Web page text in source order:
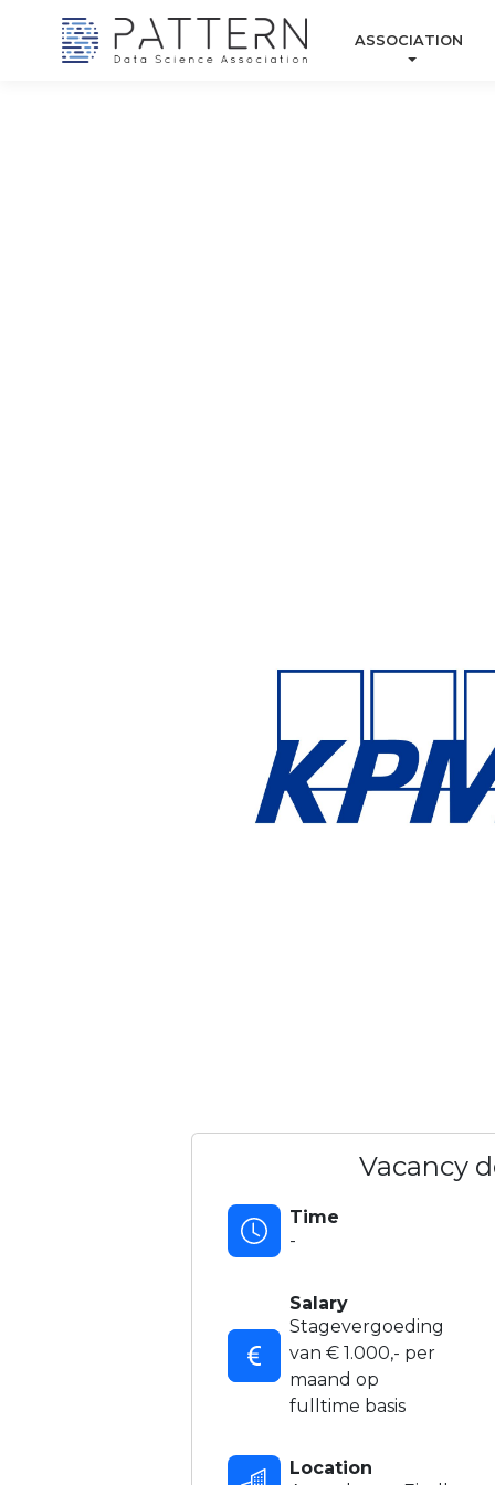
ASSOCIATION
Vacancy
Time
-
Salary
Stagevergoeding
van € 1.000,- per
maand op
fulltime basis
Location